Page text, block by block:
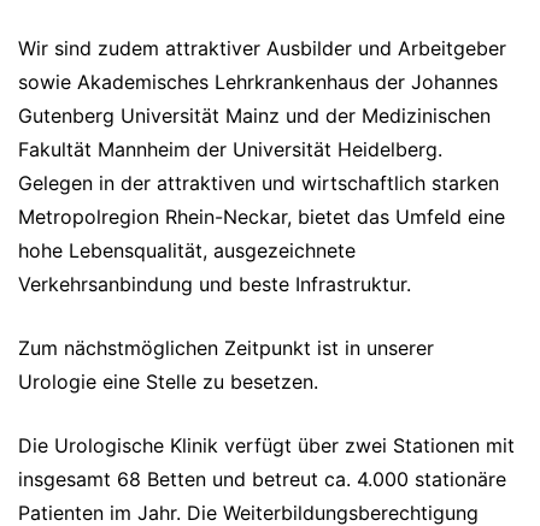
Wir sind zudem attraktiver Ausbilder und Arbeitgeber
sowie Akademisches Lehrkrankenhaus der Johannes
Gutenberg Universität Mainz und der Medizinischen
Fakultät Mannheim der Universität Heidelberg.
Gelegen in der attraktiven und wirtschaftlich starken
Metropolregion Rhein-Neckar, bietet das Umfeld eine
hohe Lebensqualität, ausgezeichnete
Verkehrsanbindung und beste Infrastruktur.
Zum nächstmöglichen Zeitpunkt ist in unserer
Urologie eine Stelle zu besetzen.
Die Urologische Klinik verfügt über zwei Stationen mit
insgesamt 68 Betten und betreut ca. 4.000 stationäre
Patienten im Jahr. Die Weiterbildungsberechtigung